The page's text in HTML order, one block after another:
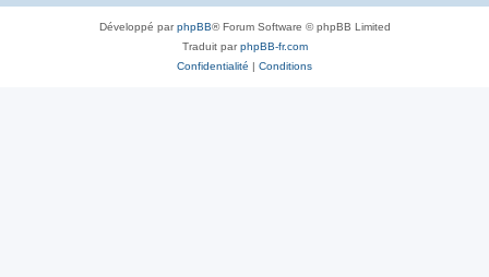
h
Développé parphpBB® Forum Software © phpBB Limited
Traduit parphpBB-fr.com
Confidentialité | Conditions